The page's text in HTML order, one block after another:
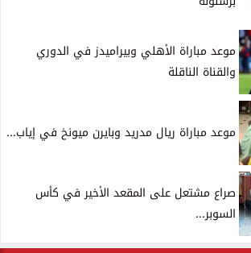
موعد مباراة الأهلي وبيراميدز في الدوري
والقناة الناقلة
موعد مباراة ريال مدريد وبايرن ميونخ في إياب...
صراع مشتعل على المقعد الأخير في كأس
السوبر...